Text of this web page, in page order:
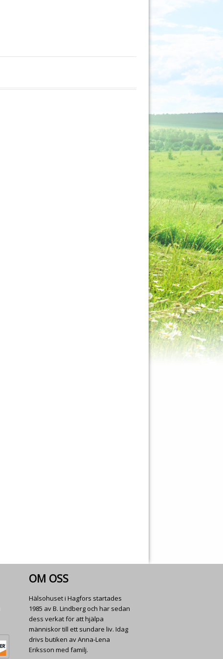
OM OSS
Hälsohuset i Hagfors startades
1985 av B. Lindberg och har sedan
dess verkat för att hjälpa
människor till ett sundare liv. Idag
drivs butiken av Anna-Lena
Eriksson med familj.